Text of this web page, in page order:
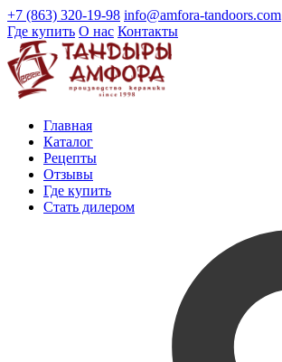
+7 (863) 320-19-98 info@amfora-tandoors.com
Где купить О нас Контакты
Главная
Каталог
Рецепты
Отзывы
Где купить
Стать дилером